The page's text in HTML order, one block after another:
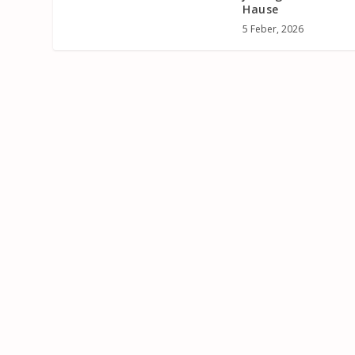
Hause
5 Feber, 2026